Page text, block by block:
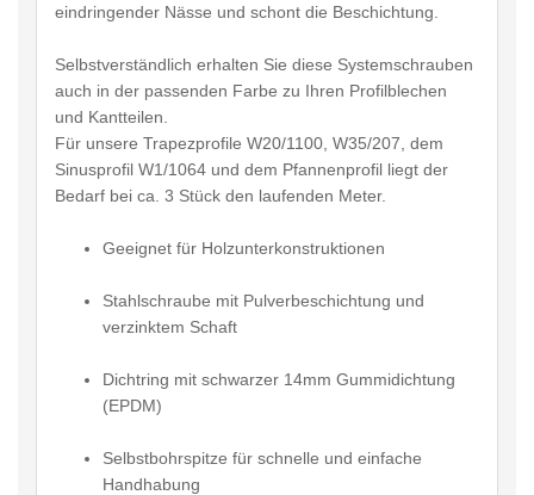
eindringender Nässe und schont die Beschichtung.
Selbstverständlich erhalten Sie diese Systemschrauben
auch in der passenden Farbe zu Ihren Profilblechen
und Kantteilen.
Für unsere Trapezprofile W20/1100, W35/207, dem
Sinusprofil W1/1064 und dem Pfannenprofil liegt der
Bedarf bei ca. 3 Stück den laufenden Meter.
Geeignet für Holzunterkonstruktionen
Stahlschraube mit Pulverbeschichtung und
verzinktem Schaft
Dichtring mit schwarzer 14mm Gummidichtung
(EPDM)
Selbstbohrspitze für schnelle und einfache
Handhabung